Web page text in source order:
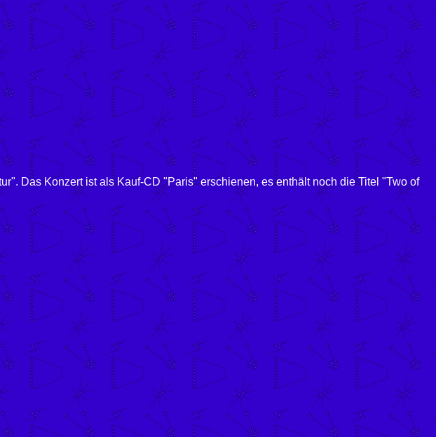
Das Konzert ist als Kauf-CD "Paris" erschienen, es enthält noch die Titel "Two of